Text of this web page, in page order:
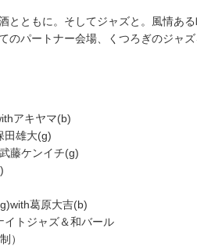
とともに。そしてジャズと。風情あ
のパートナー会場、くつろぎのジャ
アキヤマ(b)
雄大(g)
藤ケンイチ(g)
葛原大吉(b)
トジャズ＆和バール
）